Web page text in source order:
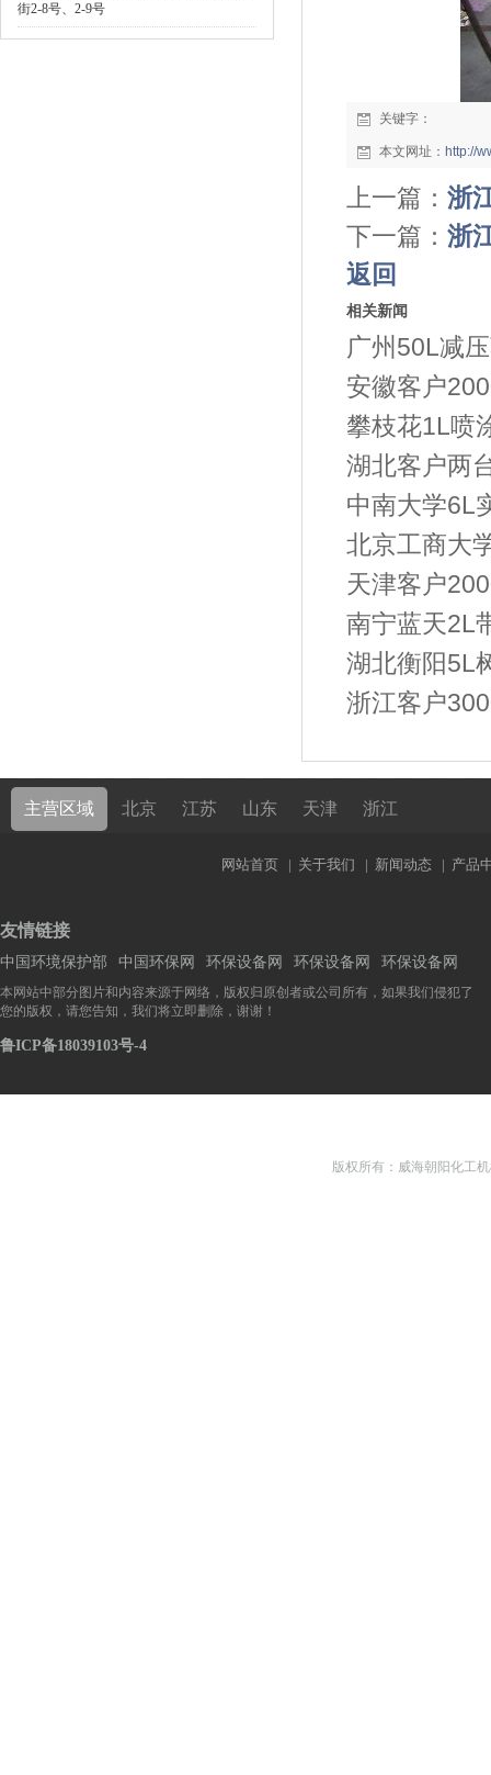
街2-8号、2-9号
关键字：
本文网址： http://
上一篇： 浙
下一篇： 浙
返回
相关新闻
广州50L减
安徽客户
攀枝花1L喷
湖北客户两
中南大学6L
北京工商大
天津客户
南宁蓝天2L
湖北衡阳5L
浙江客户
主营区域 北京 江苏 山东 天津 浙江
网站首页 | 关于我们 | 新闻动态 | 产品
友情链接
中国环境保护部 中国环保网 环保设备网 环保设备网 环保设备网
本网站中部分图片和内容来源于网络，版权归原创者或公司所有，如果我们侵犯了
您的版权，请您告知，我们将立即删除，谢谢！
鲁ICP备18039103号-4
版权所有：威海朝阳化工